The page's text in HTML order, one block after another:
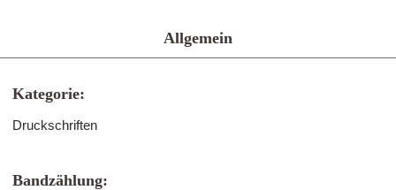
Allgemein
Kategorie:
Druckschriften
Bandzählung: